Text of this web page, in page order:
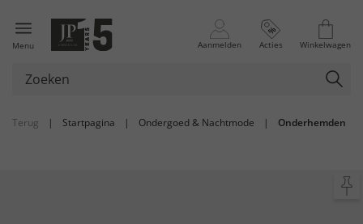
Menu Aanmelden Acties Winkelwagen
Terug | Startpagina | Ondergoed & Nachtmode | Onderhemden